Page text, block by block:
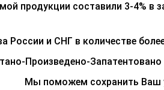
продукции составили 3-4%
России и СНГ в количестве
Произведено-Запатентовано
Мы поможем сохранить Ваш